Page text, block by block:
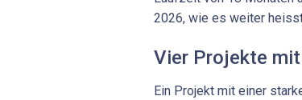
2026, wie es weiter
Vier Projekte
Ein Projekt mit einer